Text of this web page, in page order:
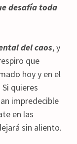
desafía toda
del caos, y
que
hoy y en el
quieres
impredecible
en las
sin aliento.